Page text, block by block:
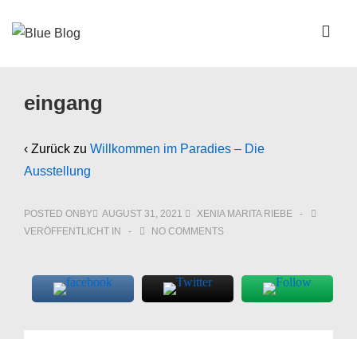
Zum
Navigation
eingang
‹ Zurück zu Willkommen im Paradies – Die
Ausstellung
POSTED ONBY AUGUST 31, 2021
XENIA MARITA RIEBE
VERÖFFENTLICHT IN
NO COMMENTS